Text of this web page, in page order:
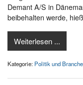
Demant A/S in
beibehalten werde,
Weiterlesen ...
Kategorie: Politik und Branche